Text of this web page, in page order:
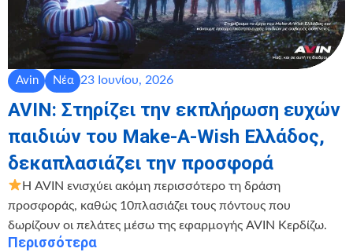
Avin Νέα 23 Ιουνίου, 2026
AVIN: Στηρίζει την εκπλήρωση ευχών
παιδιών του Make-A-Wish Ελλάδος,
δεκαπλασιάζει την προσφορά
Η AVIN ενισχύει ακόμη περισσότερο τη δράση
προσφοράς, καθώς 10πλασιάζει τους πόντους που
δωρίζουν οι πελάτες μέσω της εφαρμογής AVIN Κερδίζω.
Περισσότερα